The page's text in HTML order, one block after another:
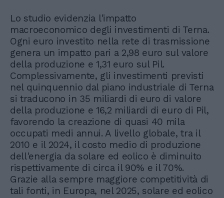
Lo studio evidenzia l'impatto
macroeconomico degli investimenti di Terna.
Ogni euro investito nella rete di trasmissione
genera un impatto pari a 2,98 euro sul valore
della produzione e 1,31 euro sul Pil.
Complessivamente, gli investimenti previsti
nel quinquennio dal piano industriale di Terna
si traducono in 35 miliardi di euro di valore
della produzione e 16,2 miliardi di euro di Pil,
favorendo la creazione di quasi 40 mila
occupati medi annui. A livello globale, tra il
2010 e il 2024, il costo medio di produzione
dell'energia da solare ed eolico è diminuito
rispettivamente di circa il 90% e il 70%.
Grazie alla sempre maggiore competitività di
tali fonti, in Europa, nel 2025, solare ed eolico